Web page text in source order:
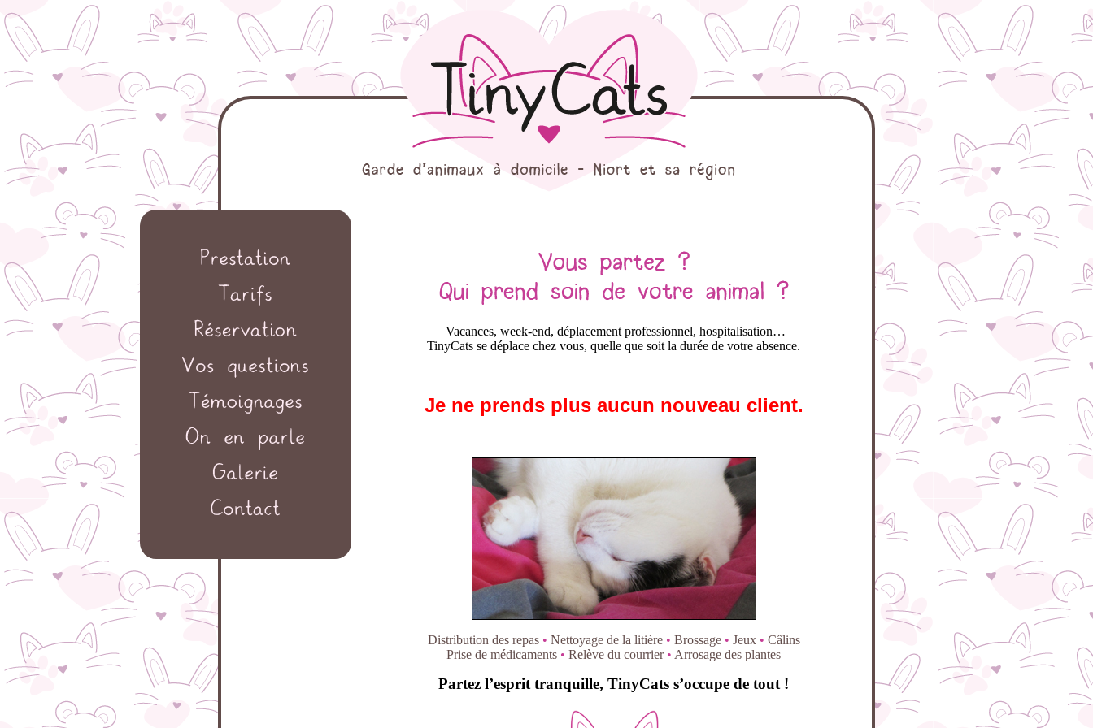
Vacances, week-end, déplacement professionnel, hospitalisation…
TinyCats se déplace chez vous, quelle que soit la durée de votre absence.
Je ne prends plus aucun nouveau client.
Distribution des repas • Nettoyage de la litière • Brossage • Jeux • Câlins
Prise de médicaments • Relève du courrier • Arrosage des plantes
Partez l’esprit tranquille, TinyCats s’occupe de tout !